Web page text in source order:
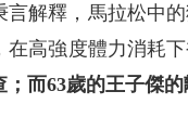
解釋，馬拉松中
高強度體力消耗
而63歲的王子傑的